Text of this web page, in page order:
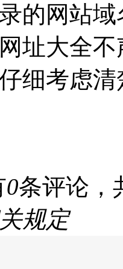
的网站
址大全
细考虑
0条评论，
规定